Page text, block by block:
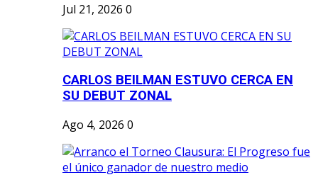
Jul 21, 2026 0
CARLOS BEILMAN ESTUVO CERCA EN
SU DEBUT ZONAL
Ago 4, 2026 0